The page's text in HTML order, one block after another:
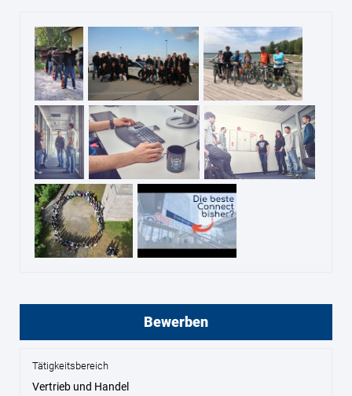
Bewerben
Tätigkeitsbereich
Vertrieb und Handel